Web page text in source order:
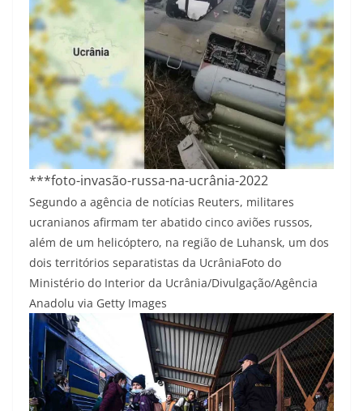
***foto-invasão-russa-na-ucrânia-2022
Segundo a agência de notícias Reuters, militares
ucranianos afirmam ter abatido cinco aviões russos,
além de um helicóptero, na região de Luhansk, um dos
dois territórios separatistas da UcrâniaFoto do
Ministério do Interior da Ucrânia/Divulgação/Agência
Anadolu via Getty Images